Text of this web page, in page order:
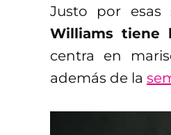
Justo por esas
Williams tiene
centra en
además de la